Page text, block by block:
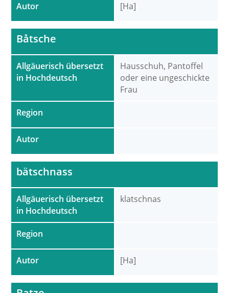
Autor [Ha]
Allgäuerisch übersetzt
in Hochdeutsch
Region
Autor
Båtsche
Hausschuh, Pantoffel
oder eine ungeschickte
Frau
Allgäuerisch übersetzt
in Hochdeutsch
Region
Autor
bätschnass
klatschnas
[Ha]